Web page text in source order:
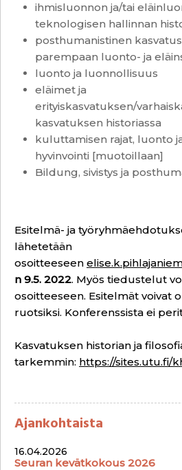
ihmisluonnon ja/tai
teknologisen hallinnan
posthumanistinen
parempaan luonto- ja
luonto ja luonnollisuus
eläimet ja
erityiskasvatuksen/
kasvatuksen historiassa
kuluttamisen rajat, luonto
hyvinvointi [muotoillaan]
Bildung, sivistys ja
Esitelmä- ja
lähetetään
osoitteeseen
n 9.5. 2022. Myös tiedustelut
osoitteeseen. Esitelmät voivat
ruotsiksi. Konferenssista ei
Kasvatuksen historian ja
tarkemmin: https://sites.utu.fi/
Ajankohtaista
16.04.2026
Seuran kevätkokous 2026